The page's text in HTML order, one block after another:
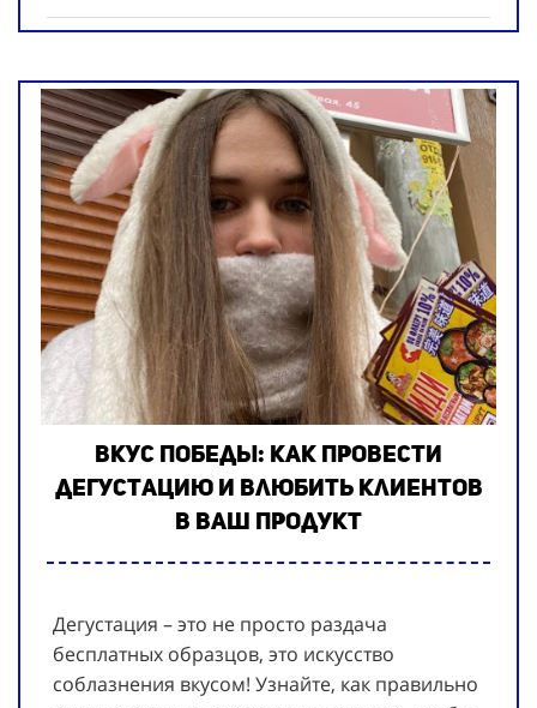
Вкус победы: как провести
дегустацию и влюбить клиентов
в Ваш продукт
Дегустация – это не просто раздача
бесплатных образцов, это искусство
соблазнения вкусом! Узнайте, как правильно